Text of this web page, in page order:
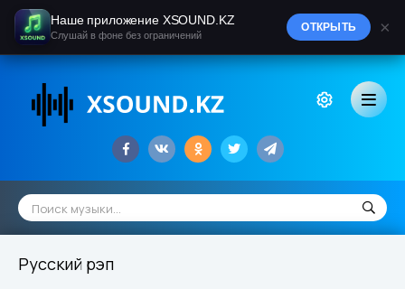
Русский рэп
Наше приложение XSOUND.KZ
Слушай в фоне без ограничений
ОТКРЫТЬ ×